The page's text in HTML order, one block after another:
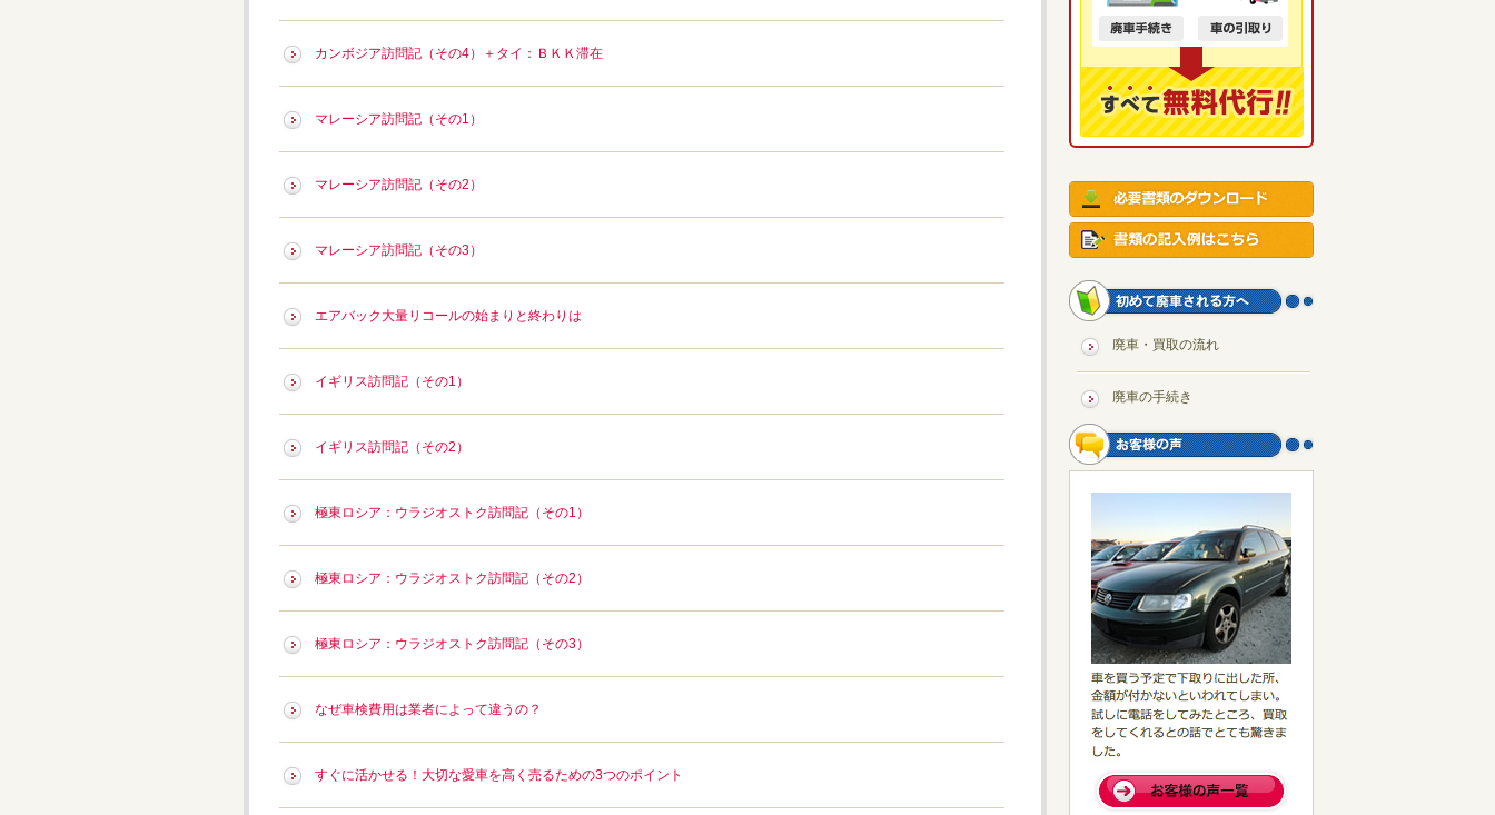
カンボジア訪問記（その4）＋タイ：ＢＫＫ滞在
マレーシア訪問記（その1）
マレーシア訪問記（その2）
マレーシア訪問記（その3）
エアバック大量リコールの始まりと終わりは
イギリス訪問記（その1）
イギリス訪問記（その2）
極東ロシア：ウラジオストク訪問記（その1）
極東ロシア：ウラジオストク訪問記（その2）
極東ロシア：ウラジオストク訪問記（その3）
なぜ車検費用は業者によって違うの？
すぐに活かせる！大切な愛車を高く売るための3つのポイント
廃車・買取の流れ
廃車の手続き